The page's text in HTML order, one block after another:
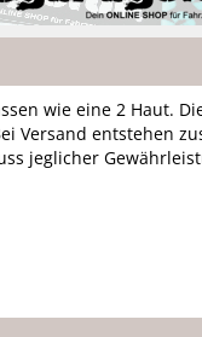
wie eine 2 Haut.
Versand entstehen
jeglicher